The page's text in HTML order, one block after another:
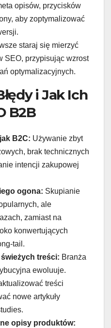
opisów, przycisków
aby zoptymalizować
staraj się mierzyć
SEO, przypisując wzrost
optymalizacyjnych.
i Jak Ich
B2B
B2C: Używanie zbyt
brak technicznych
intencji zakupowej
ogona: Skupianie
ale
zamiast na
konwertujących
tail.
treści: Branża
ewoluuje.
treści
nowe artykuły
opisy produktów: